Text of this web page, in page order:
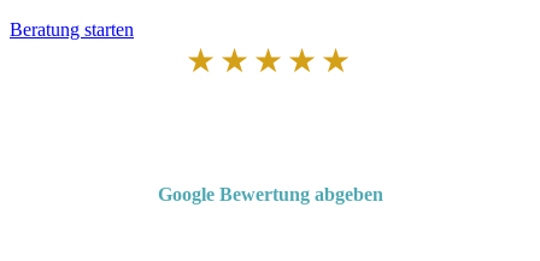
Beratung starten
★★★★★
Google Bewertung abgeben